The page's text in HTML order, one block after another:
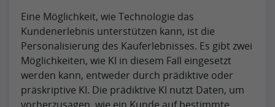
Eine Möglichkeit, wie Technologie das
Kundenerlebnis unterstützen kann, ist die
Personalisierung des Kauferlebnisses. Es gibt zwei
Möglichkeiten, wie KI in diesem Fall eingesetzt
werden kann, entweder durch prädiktive oder
präskriptive KI. Die prädiktive KI nutzt Daten, um